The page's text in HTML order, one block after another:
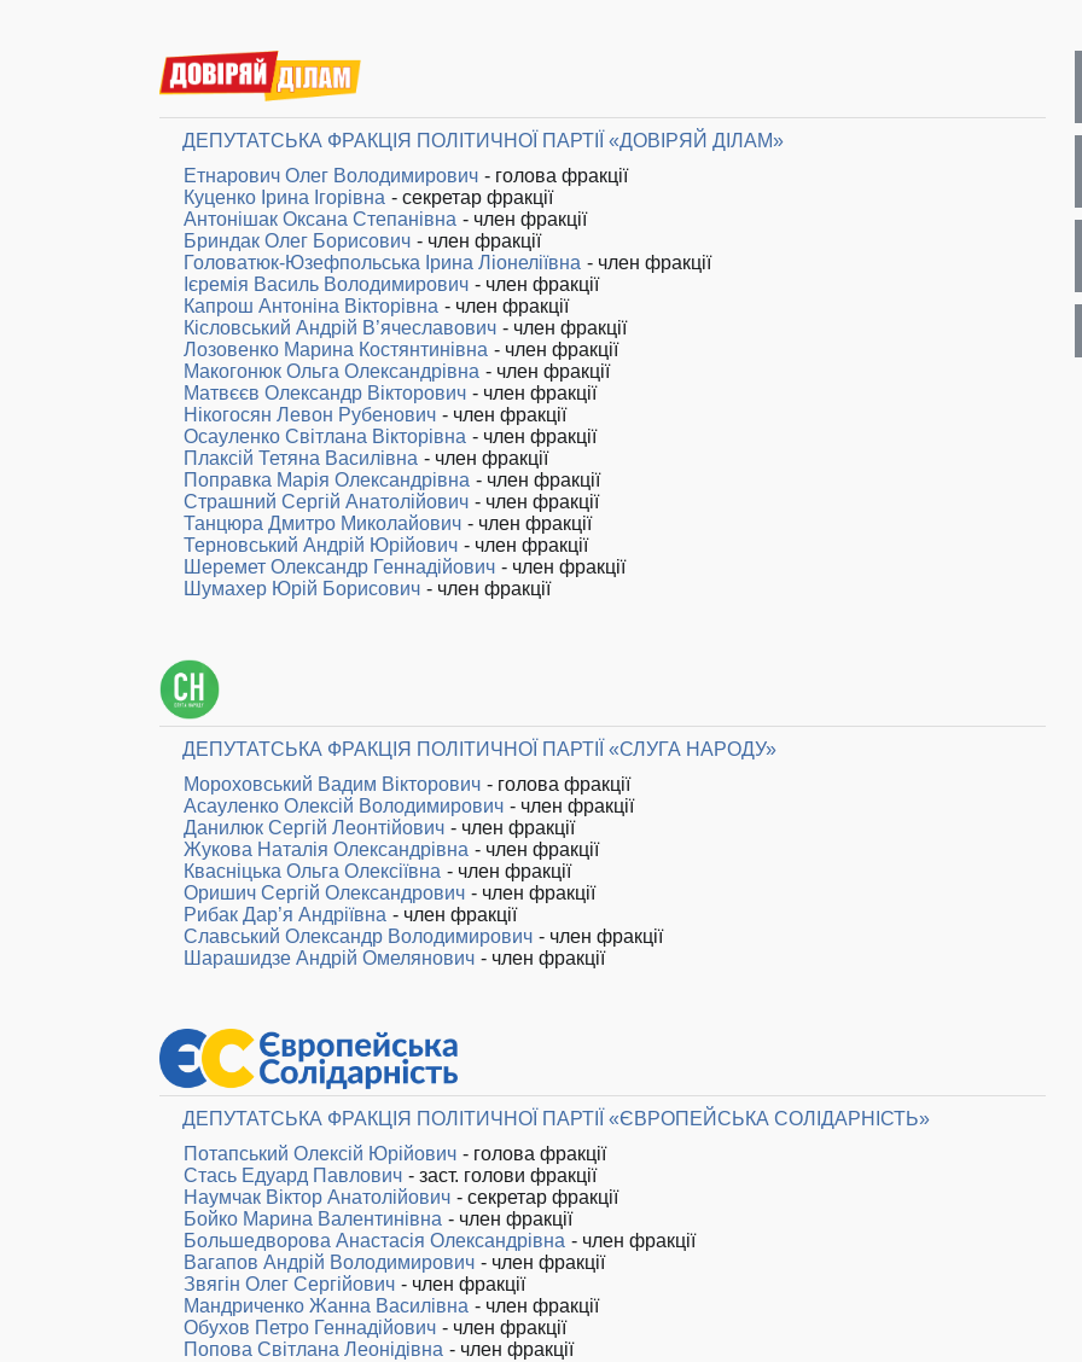
ДЕПУТАТСЬКА ФРАКЦІЯ ПОЛІТИЧНОЇ ПАРТІЇ «ДОВІРЯЙ ДІЛАМ»
Етнарович Олег Володимирович - голова фракції
Куценко Ірина Ігорівна - секретар фракції
Антонішак Оксана Степанівна - член фракції
Бриндак Олег Борисович - член фракції
Головатюк-Юзефпольська Ірина Ліонеліївна - член фракції
Ієремія Василь Володимирович - член фракції
Капрош Антоніна Вікторівна - член фракції
Кісловський Андрій В’ячеславович - член фракції
Лозовенко Марина Костянтинівна - член фракції
Макогонюк Ольга Олександрівна - член фракції
Матвєєв Олександр Вікторович - член фракції
Нікогосян Левон Рубенович - член фракції
Осауленко Світлана Вікторівна - член фракції
Плаксій Тетяна Василівна - член фракції
Поправка Марія Олександрівна - член фракції
Страшний Сергій Анатолійович - член фракції
Танцюра Дмитро Миколайович - член фракції
Терновський Андрій Юрійович - член фракції
Шеремет Олександр Геннадійович - член фракції
Шумахер Юрій Борисович - член фракції
ДЕПУТАТСЬКА ФРАКЦІЯ ПОЛІТИЧНОЇ ПАРТІЇ «СЛУГА НАРОДУ»
Мороховський Вадим Вікторович - голова фракції
Асауленко Олексій Володимирович - член фракції
Данилюк Сергій Леонтійович - член фракції
Жукова Наталія Олександрівна - член фракції
Квасніцька Ольга Олексіївна - член фракції
Оришич Сергій Олександрович - член фракції
Рибак Дар’я Андріївна - член фракції
Славський Олександр Володимирович - член фракції
Шарашидзе Андрій Омелянович - член фракції
ДЕПУТАТСЬКА ФРАКЦІЯ ПОЛІТИЧНОЇ ПАРТІЇ «ЄВРОПЕЙСЬКА СОЛІДАРНІСТЬ»
Потапський Олексій Юрійович - голова фракції
Стась Едуард Павлович - заст. голови фракції
Наумчак Віктор Анатолійович - секретар фракції
Бойко Марина Валентинівна - член фракції
Большедворова Анастасія Олександрівна - член фракції
Вагапов Андрій Володимирович - член фракції
Звягін Олег Сергійович - член фракції
Мандриченко Жанна Василівна - член фракції
Обухов Петро Геннадійович - член фракції
Попова Світлана Леонідівна - член фракції